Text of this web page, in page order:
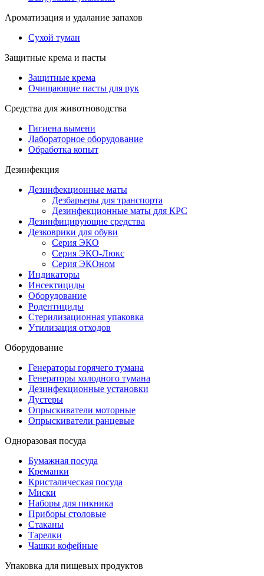
Ароматизация и удалание запахов
Сухой туман
Защитные крема и пасты
Защитные крема
Очищающие пасты для рук
Средства для животноводства
Гигиена вымени
Лабораторное оборудование
Обработка копыт
Дезинфекция
Дезинфекционные маты
Дезбарьеры для транспорта
Дезинфекционные маты для КРС
Дезинфицирующие средства
Дезковрики для обуви
Серия ЭКО
Серия ЭКО-Люкс
Серия ЭКОном
Индикаторы
Инсектициды
Оборудование
Родентициды
Стерилизационная упаковка
Утилизация отходов
Оборудование
Генераторы горячего тумана
Генераторы холодного тумана
Дезинфекционные установки
Дустеры
Опрыскиватели моторные
Опрыскиватели ранцевые
Одноразовая посуда
Бумажная посуда
Креманки
Кристалическая посуда
Миски
Наборы для пикника
Приборы столовые
Стаканы
Тарелки
Чашки кофейные
Упаковка для пищевых продуктов